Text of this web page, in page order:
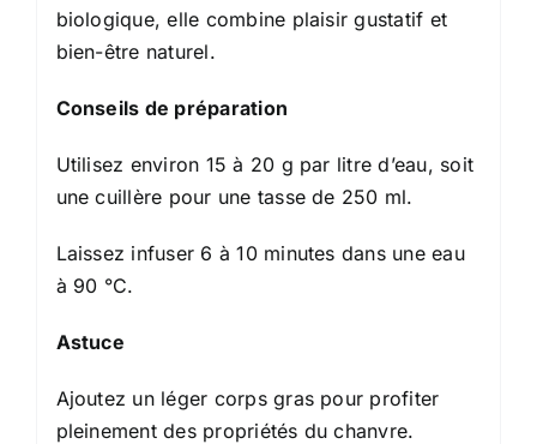
biologique, elle combine plaisir gustatif et
bien-être naturel.
Conseils de préparation
Utilisez environ 15 à 20 g par litre d’eau, soit
une cuillère pour une tasse de 250 ml.
Laissez infuser 6 à 10 minutes dans une eau
à 90 °C.
Astuce
Ajoutez un léger corps gras pour profiter
pleinement des propriétés du chanvre.